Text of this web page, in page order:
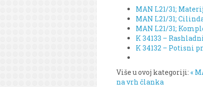
MAN L21/31;
MAN L21/31;
MAN L21/31;
K 34133 –
K 34132 – Potisni
Više u ovoj kategoriji: «
na vrh članka